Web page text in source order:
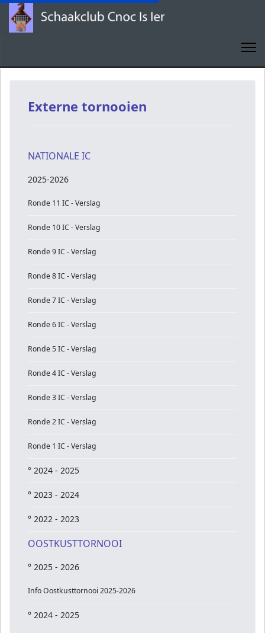
Externe tornooien
NATIONALE IC
2025-2026
Ronde 11 IC - Verslag
Ronde 10 IC - Verslag
Ronde 9 IC - Verslag
Ronde 8 IC - Verslag
Ronde 7 IC - Verslag
Ronde 6 IC - Verslag
Ronde 5 IC - Verslag
Ronde 4 IC - Verslag
Ronde 3 IC - Verslag
Ronde 2 IC - Verslag
Ronde 1 IC - Verslag
° 2024 - 2025
° 2023 - 2024
° 2022 - 2023
OOSTKUSTTORNOOI
° 2025 - 2026
Info Oostkusttornooi 2025-2026
° 2024 - 2025